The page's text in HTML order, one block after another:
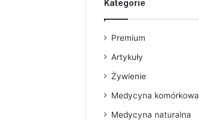
Kategorie
Premium
Artykuły
Żywienie
Medycyna komórkowa
Medycyna naturalna